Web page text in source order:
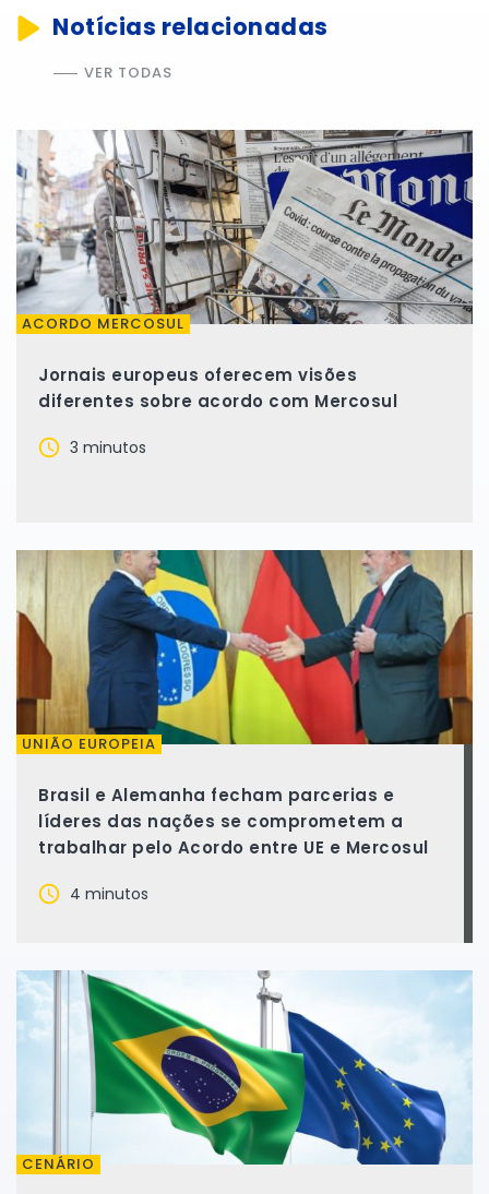
Notícias relacionadas
VER TODAS
ACORDO MERCOSUL
Jornais europeus oferecem visões
diferentes sobre acordo com Mercosul
3 minutos
UNIÃO EUROPEIA
Brasil e Alemanha fecham parcerias e
líderes das nações se comprometem a
trabalhar pelo Acordo entre UE e Mercosul
4 minutos
CENÁRIO